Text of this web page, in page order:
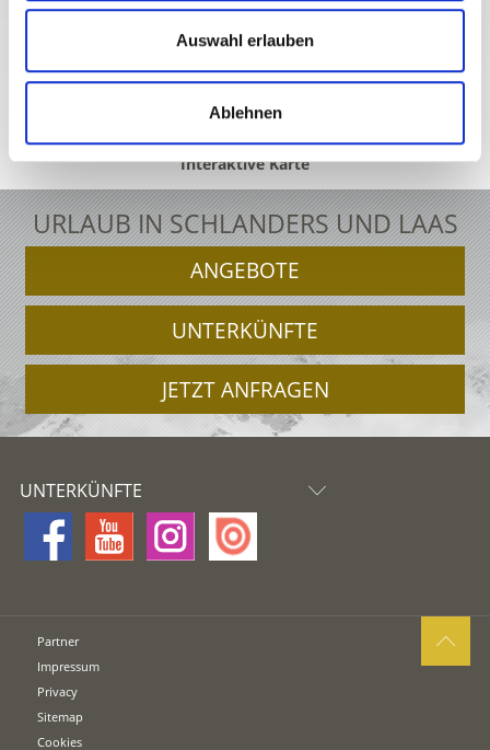
Auswahl erlauben
Ablehnen
Interaktive Karte
URLAUB IN SCHLANDERS UND LAAS
ANGEBOTE
UNTERKÜNFTE
JETZT ANFRAGEN
UNTERKÜNFTE
Partner
Impressum
Privacy
Sitemap
Cookies